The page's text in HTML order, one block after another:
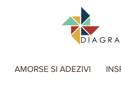
AMORSE SI ADEZIVI